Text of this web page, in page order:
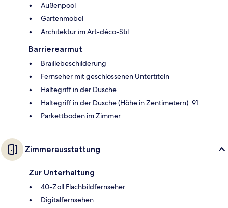
Außenpool
Gartenmöbel
Architektur im Art-déco-Stil
Barrierearmut
Braillebeschilderung
Fernseher mit geschlossenen Untertiteln
Haltegriff in der Dusche
Haltegriff in der Dusche (Höhe in Zentimetern): 91
Parkettboden im Zimmer
Zimmerausstattung
Zur Unterhaltung
40-Zoll Flachbildfernseher
Digitalfernsehen